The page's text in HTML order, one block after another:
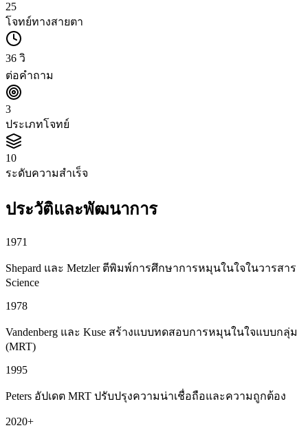
25
โจทย์ทางสายตา
36 วิ
ต่อคำถาม
3
ประเภทโจทย์
10
ระดับความสำเร็จ
ประวัติและพัฒนาการ
1971
Shepard และ Metzler ตีพิมพ์การศึกษาการหมุนในใจในวารสาร
Science
1978
Vandenberg และ Kuse สร้างแบบทดสอบการหมุนในใจแบบกลุ่ม
(MRT)
1995
Peters อัปเดต MRT ปรับปรุงความน่าเชื่อถือและความถูกต้อง
2020+